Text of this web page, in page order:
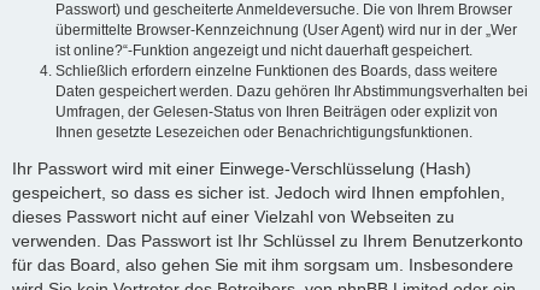
Passwort) und gescheiterte Anmeldeversuche. Die von Ihrem Browser
übermittelte Browser-Kennzeichnung (User Agent) wird nur in der „Wer
ist online?“-Funktion angezeigt und nicht dauerhaft gespeichert.
Schließlich erfordern einzelne Funktionen des Boards, dass weitere
Daten gespeichert werden. Dazu gehören Ihr Abstimmungsverhalten bei
Umfragen, der Gelesen-Status von Ihren Beiträgen oder explizit von
Ihnen gesetzte Lesezeichen oder Benachrichtigungsfunktionen.
Ihr Passwort wird mit einer Einwege-Verschlüsselung (Hash)
gespeichert, so dass es sicher ist. Jedoch wird Ihnen empfohlen,
dieses Passwort nicht auf einer Vielzahl von Webseiten zu
verwenden. Das Passwort ist Ihr Schlüssel zu Ihrem Benutzerkonto
für das Board, also gehen Sie mit ihm sorgsam um. Insbesondere